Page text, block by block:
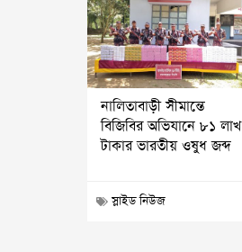
নালিতাবাড়ী সীমান্তে
বিজিবির অভিযানে ৮১ লাখ
টাকার ভারতীয় ওষুধ জব্দ
স্লাইড নিউজ